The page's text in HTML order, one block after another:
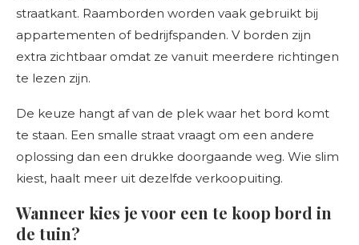
straatkant. Raamborden worden vaak gebruikt bij
appartementen of bedrijfspanden. V borden zijn
extra zichtbaar omdat ze vanuit meerdere richtingen
te lezen zijn.
De keuze hangt af van de plek waar het bord komt
te staan. Een smalle straat vraagt om een andere
oplossing dan een drukke doorgaande weg. Wie slim
kiest, haalt meer uit dezelfde verkoopuiting.
Wanneer kies je voor een te koop bord in
de tuin?